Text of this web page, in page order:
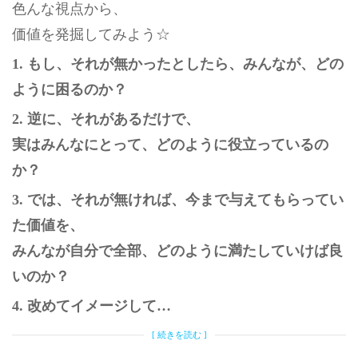
色んな視点から、
価値を発掘してみよう☆
1. もし、それが無かったとしたら、みんなが、どの
ように困るのか？
2. 逆に、それがあるだけで、
実はみんなにとって、どのように役立っているの
か？
3. では、それが無ければ、今まで与えてもらってい
た価値を、
みんなが自分で全部、どのように満たしていけば良
いのか？
4. 改めてイメージして…
[ 続きを読む ]